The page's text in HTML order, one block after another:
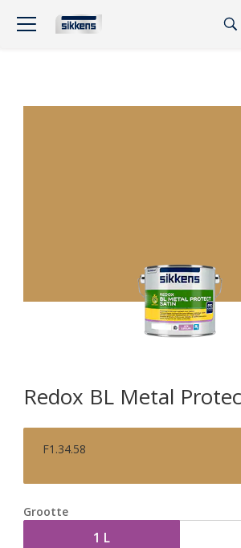
Redox BL Metal
F1.34.58
Grootte
1 L